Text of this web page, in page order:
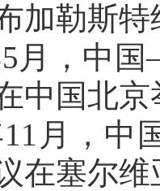
加勒斯特
5月，中
中国北京
11月，
在塞尔